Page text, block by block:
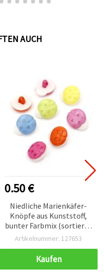
AUCH
0.50 €
Niedliche Marienkäfer-
Knöpfe aus Kunststoff,
bunter Farbmix (sortiert),
für Kinderbasteln & DIY,
mm, 20 Stück
Artikelnummer: 127653
Kaufen